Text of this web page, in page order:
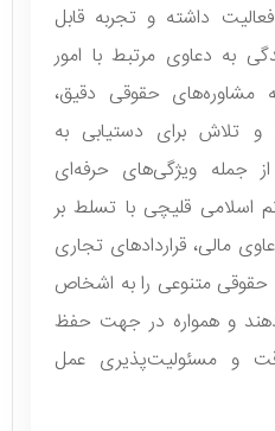
داشته و تجربه قابل
به دعاوی مرتبط با امور
مشاوره‌های حقوقی دقیق،
و تلاش برای دستیابی به
از جمله ویژگی‌های حرفه‌ای
اسلامی قلیچی با تسلط بر
مالی، قراردادهای تجاری
متنوعی را به اشخاص
و همواره در جهت حفظ
و مسئولیت‌پذیری عمل